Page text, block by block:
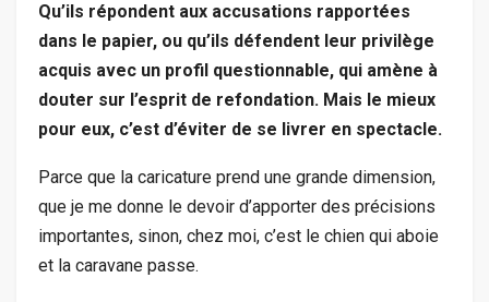
Qu’ils répondent aux accusations rapportées
dans le papier, ou qu’ils défendent leur privilège
acquis avec un profil questionnable, qui amène à
douter sur l’esprit de refondation. Mais le mieux
pour eux, c’est d’éviter de se livrer en spectacle.
Parce que la caricature prend une grande dimension,
que je me donne le devoir d’apporter des précisions
importantes, sinon, chez moi, c’est le chien qui aboie
et la caravane passe.